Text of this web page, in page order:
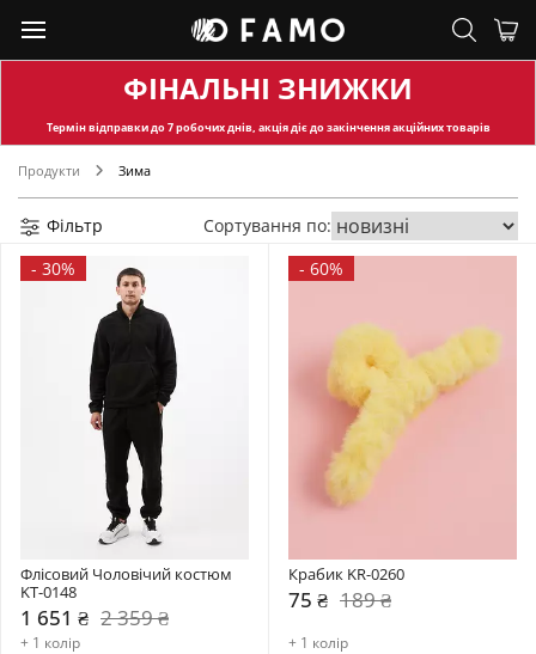
ФІНАЛЬНІ ЗНИЖКИ
Термін відправкидо 7 робочих днів, акція діє до закінчення акційних товарів
Продукти Зима
Фільтр
Сортування по:
- 30%
Флісовий Чоловічий костюм
KT-0148
1 651 ₴ 2 359 ₴
+ 1 колір
- 60%
Крабик KR-0260
75 ₴ 189 ₴
+ 1 колір